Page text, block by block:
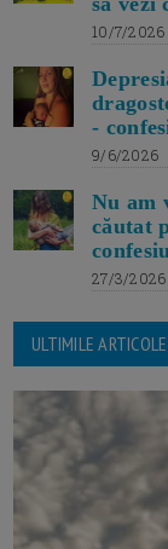
10/7/2026
-
9/6/2026
Nu am
căutat
27/3/2026
ULTIMILE ARTICOLE